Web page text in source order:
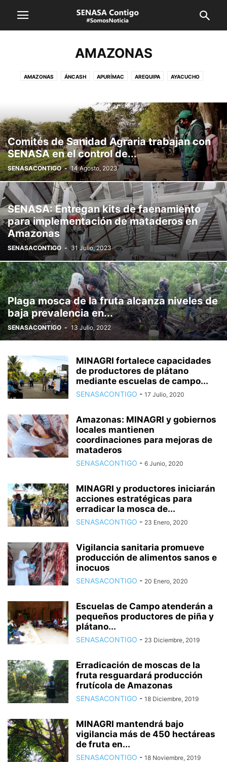
AMAZONAS
AMAZONAS ÁNCASH APURÍMAC AREQUIPA AYACUCHO
LAMBAYEQUE LIMA CALLAO LORETO
MADRE DE DIOS MOQUEGUA PASCO PIURA PUNO
SAN MARTÍN SENASA TACNA TUMBES UCAYALI VRAEM
Comités de Sanidad Agraria trabajan con
SENASA en el control de...
SENASACONTIGO - 14 Agosto, 2023
SENASA: Entregan kits de faenamiento
para implementación de mataderos en
Amazonas
SENASACONTIGO - 31 Julio, 2023
Plaga mosca de la fruta alcanza niveles de
baja prevalencia en...
SENASACONTIGO - 13 Julio, 2022
MINAGRI fortalece capacidades
de productores de plátano
mediante escuelas de campo...
SENASACONTIGO - 17 Julio, 2020
Amazonas: MINAGRI y gobiernos
locales mantienen
coordinaciones para mejoras de
mataderos
SENASACONTIGO - 6 Junio, 2020
MINAGRI y productores iniciarán
acciones estratégicas para
erradicar la mosca de...
SENASACONTIGO - 23 Enero, 2020
Vigilancia sanitaria promueve
producción de alimentos sanos e
inocuos
SENASACONTIGO - 20 Enero, 2020
Escuelas de Campo atenderán a
pequeños productores de piña y
plátano...
SENASACONTIGO - 23 Diciembre, 2019
Erradicación de moscas de la
fruta resguardará producción
frutícola de Amazonas
SENASACONTIGO - 18 Diciembre, 2019
MINAGRI mantendrá bajo
vigilancia más de 450 hectáreas
de fruta en...
SENASACONTIGO - 18 Noviembre, 2019